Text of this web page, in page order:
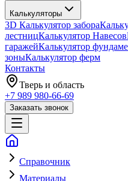
Калькуляторы
3D Калькулятор забора
лестницКалькулятор Навесов
гаражейКалькулятор
зоныКалькулятор ферм
Контакты
Тверь и область
+7 989 980-66-69
Заказать звонок
Справочник
Материалы